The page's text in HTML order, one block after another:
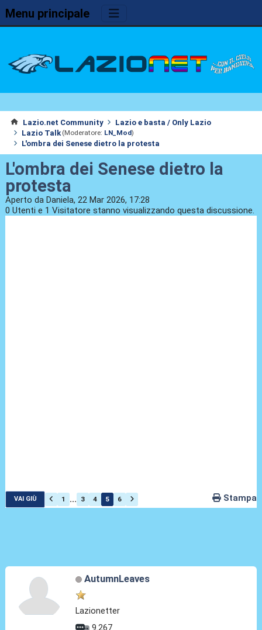
Menu principale
Lazio.net Community
Lazio e basta / Only Lazio
Lazio Talk (Moderatore: LN_Mod)
L'ombra dei Senese dietro la protesta
L'ombra dei Senese dietro la
protesta
Aperto da Daniela, 22 Mar 2026, 17:28
0 Utenti e 1 Visitatore stanno visualizzando questa discussione.
VAI GIÙ 1 ... 3 4 5 6 Stampa
AutumnLeaves
Lazionetter
9.267